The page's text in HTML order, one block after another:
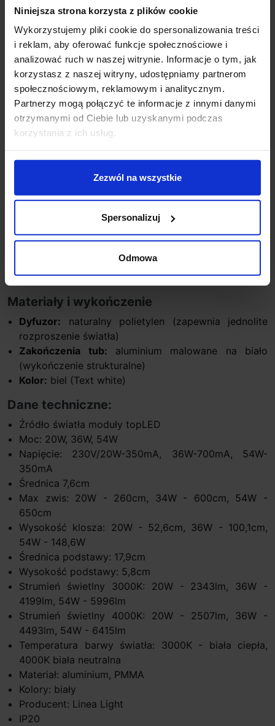
Niniejsza strona korzysta z plików cookie
Wykorzystujemy pliki cookie do spersonalizowania treści
i reklam, aby oferować funkcje społecznościowe i
analizować ruch w naszej witrynie. Informacje o tym, jak
korzystasz z naszej witryny, udostępniamy partnerom
społecznościowym, reklamowym i analitycznym.
Partnerzy mogą połączyć te informacje z innymi danymi
otrzymanymi od Ciebie lub uzyskanymi podczas
korzystania z ich usług.
Zezwól na wszystkie
Spersonalizuj
Odmowa
Tubularny, ponadczasowy design
nowoczesnych i minimalistycznych
Wersje pionowe i poziome– łatwe dopasowanie do
funkcji przestrzeni
Możliwość łączenia w zestawy– efektowne
kompozycje nad stołem, wyspą, w holu czy w
strefach komunikacyjnych
Światło rozproszone – komfortowe, miękkie
oświetlenie do codziennego użytkowania
neutralna 4000K (w zależności od konfiguracji)
Tu-V sprawdzi się w salonie, jadalni, kuchni (np. nad
wyspą), w korytarzach i holach, a także w
przestrzeniach komercyjnych: recepcjach, lobby,
wszędzie tam, gdzie liczy się porządek formy, rytm
zwieszeń i możliwość budowania kompozycji świetlnej.
Materiały i wykończenie
Dyfuzor: naturalny polietylen (zapewnia jednolite
rozproszenie światła)
Zakończenia tub: aluminium malowane na biało
(wykończenie strukturalne)
Kolor: biel (Text white)
Dane techniczne:
Źródło światła moduły topLED
Moc: 20W, 36W, 54W
Napięcie: 230V/20W-350mA, 36W-700mA, 54W-
350mA
Średnica 7,6cm
Max zwis: 20W - 260cm, 34W - 600cm, 54W -
650cm
Wysokość klosza: 20W - 52,6cm, 36W - 100,1cm,
54W - 148,6W
Średnica podstawy: 17,9cm
Wysokość podstawy: 5,8cm
Strumień świetlny 3000K: 20W - 2343lm, 36W -
4199lm, 54W - 5996lm
Strumień świetlny 4000K: 20W - 2507lm, 36W -
4493lm, 54W - 6415lm
Temperatura barwy światła: 3000K - biała ciepła,
4000K biała neutralna
Materiał: aluminium, PMMA
Kolory: biały
Producent: Linea Light
IP20